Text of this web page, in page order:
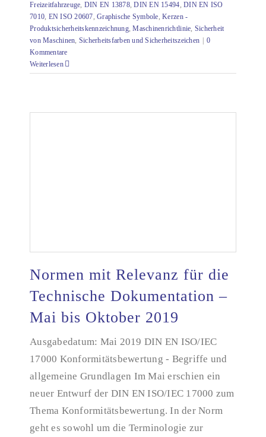
Freizeitfahrzeuge, DIN EN 13878,DIN EN 15494,DIN EN ISO
7010, EN ISO 20607,Graphische Symbole,Kerzen -
Produktsicherheitskennzeichnung,Maschinenrichtlinie, Sicherheit
von Maschinen, Sicherheitsfarben und Sicherheitszeichen
0
Kommentare
Weiterlesen
Normen mit Relevanz für die Technische
Normen mit Relevanz für die
Technische Dokumentation –
Mai bis Oktober 2019
Ausgabedatum: Mai 2019 DIN EN ISO/IEC
17000 Konformitätsbewertung - Begriffe und
allgemeine Grundlagen Im Mai erschien ein
neuer Entwurf der DIN EN ISO/IEC 17000 zum
Thema Konformitätsbewertung. In der Norm
geht es sowohl um die Terminologie zur